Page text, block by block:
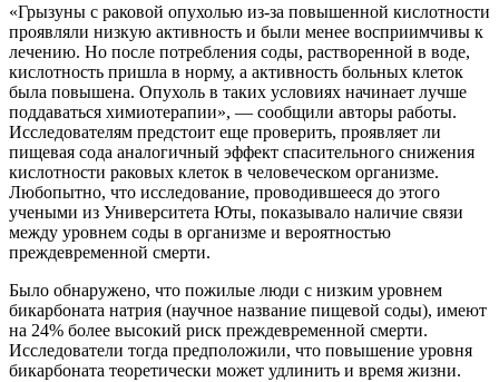
«Грызуны с раковой опухолью из-за повышенной кислотности
проявляли низкую активность и были менее восприимчивы к
лечению. Но после потребления соды, растворенной в воде,
кислотность пришла в норму, а активность больных клеток
была повышена. Опухоль в таких условиях начинает лучше
поддаваться химиотерапии», — сообщили авторы работы.
Исследователям предстоит еще проверить, проявляет ли
пищевая сода аналогичный эффект спасительного снижения
кислотности раковых клеток в человеческом организме.
Любопытно, что исследование, проводившееся до этого
учеными из Университета Юты, показывало наличие связи
между уровнем соды в организме и вероятностью
преждевременной смерти.
Было обнаружено, что пожилые люди с низким уровнем
бикарбоната натрия (научное название пищевой соды), имеют
на 24% более высокий риск преждевременной смерти.
Исследователи тогда предположили, что повышение уровня
бикарбоната теоретически может удлинить и время жизни.